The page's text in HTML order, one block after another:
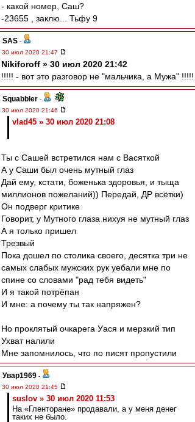
- какой номер, Саш?
-23655 , заклю... Тьфу 9
SAS -
30 июл 2020 21:47
Nikiforoff » 30 июл 2020 21:42
!!!!! - вот это разговор не "мальчика, а Мужа" !!!!!
Squabbler -
30 июл 2020 21:46
vlad45 » 30 июл 2020 21:08
Ты с Сашей встретился нам с Васяткой
А у Саши был очень мутный глаз
Дай ему, кстати, боженька здоровья, и тыща
миллионов пожеланий)) Передай, ДР всётки)
Он подверг критике
Говорит, у Мутного глаза нихуя не мутный глаз
А я только пришел
Трезвый
Пока дошел по столика своего, десятка три не
самых слабых мужских рук уебали мне по
спине со словами "рад тебя видеть"
И я такой потрёпан
И мне: а почему ты так напряжен?
Но проклятый очкарега Уася и мерзкий тип
Ухват налили
Мне запомнилось, что по писят пропустили
Увар1969 -
30 июл 2020 21:45
suslov » 30 июл 2020 11:53
На «Гленторане» продавали, а у меня денег
таких не было.